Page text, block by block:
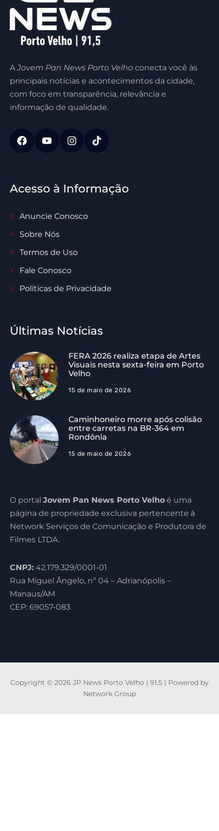
AJovem Pan News Porto Velho conecta você às
principais notícias e acontecimentos da cidade,
com foco em transparência, relevância e
informação de qualidade.
Acesso à Informação
Anuncie Conosco
Sobre Nós
Termos de Uso
Fale Conosco
Políticas de Privacidade
Últimas Notícias
FERA 2026 realiza etapa de Artes
Visuais nesta sexta-feira em Porto
Velho
15 de maio de 2026
Caminhoneiro morre após colisão
entre carretas na BR-364 em
Rondônia
15 de maio de 2026
O portal Jovem Pan News Porto Velho é uma
página de propriedade exclusiva pertencente à
Network Serviços de Comunicação e Produtora de
Filmes LTDA.
CNPJ: 42.179.329/0001-01
Rua Miguel Ângelo, nº 04 – Adrianópolis –
Manaus/AM
CEP: 69057-083
Copyright © 2026 JP News Porto Velho | 91,5 | Powered by
Network Group